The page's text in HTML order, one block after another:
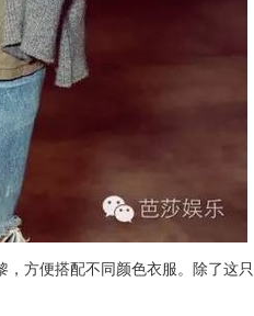
方便搭配不同颜色衣服。除了这只